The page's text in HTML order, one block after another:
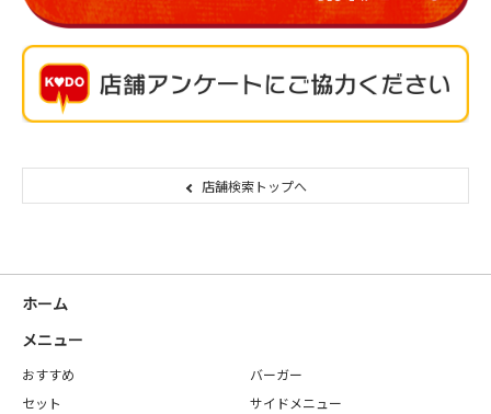
店舗検索トップへ
ホーム
メニュー
おすすめ
バーガー
セット
サイドメニュー